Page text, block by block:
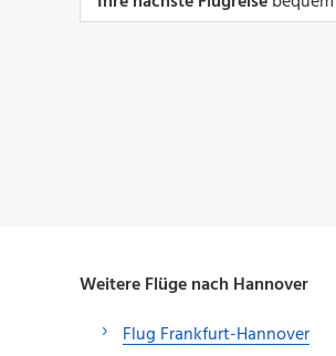
Weitere Flüge nach Hannover
Flug Frankfurt-Hannover